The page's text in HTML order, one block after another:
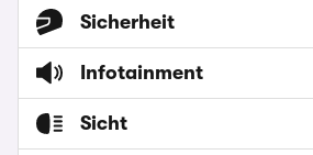
Sicherheit
Infotainment
Sicht